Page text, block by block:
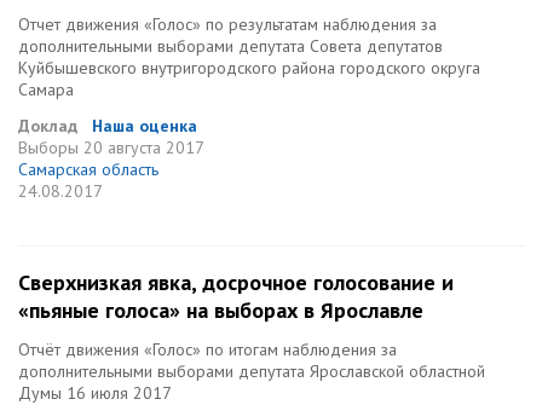
Отчет движения «Голос» по результатам наблюдения за
дополнительными выборами депутата Совета депутатов
Куйбышевского внутригородского района городского округа
Самара
Доклад
Наша оценка
Выборы 20 августа 2017
Самарская область
24.08.2017
Сверхнизкая явка, досрочное голосование и
«пьяные голоса» на выборах в Ярославле
Отчёт движения «Голос» по итогам наблюдения за
дополнительными выборами депутата Ярославской областной
Думы 16 июля 2017